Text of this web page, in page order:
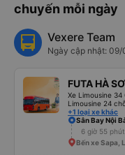
chuyến mỗi ngày
Vexere Team
Ngày cập nhật:
FUTA HÀ
Xe Limousine 34
Limousine 24
+1 loại xe khác
Sân Bay Nội
6 giờ 55 phút
Bến xe Sapa,